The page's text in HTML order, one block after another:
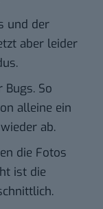
und der
aber leider
So
alleine ein
ab.
die Fotos
ist die